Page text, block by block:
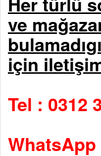
ve
için
Tel : 0312
WhatsApp